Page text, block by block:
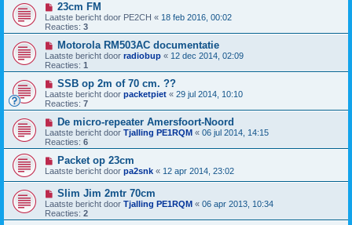
23cm FM
Laatste bericht door PE2CH « 18 feb 2016, 00:02
Reacties: 3
Motorola RM503AC documentatie
Laatste bericht door radiobup « 12 dec 2014, 02:09
Reacties: 1
SSB op 2m of 70 cm. ??
Laatste bericht door packetpiet « 29 jul 2014, 10:10
Reacties: 7
De micro-repeater Amersfoort-Noord
Laatste bericht door Tjalling PE1RQM « 06 jul 2014, 14:15
Reacties: 6
Packet op 23cm
Laatste bericht door pa2snk « 12 apr 2014, 23:02
Slim Jim 2mtr 70cm
Laatste bericht door Tjalling PE1RQM « 06 apr 2013, 10:34
Reacties: 2